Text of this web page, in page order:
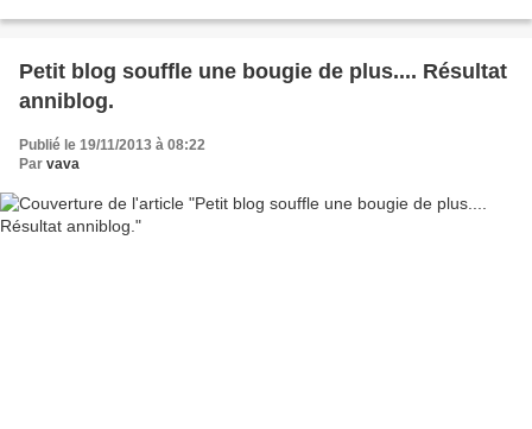
Petit blog souffle une bougie de plus.... Résultat
anniblog.
Publié le 19/11/2013 à 08:22
Par vava